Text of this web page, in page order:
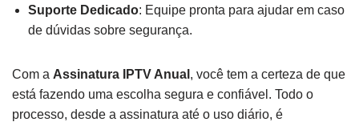
Suporte Dedicado: Equipe pronta para ajudar em caso
de dúvidas sobre segurança.
Com a Assinatura IPTV Anual , você tem a certeza de que
está fazendo uma escolha segura e confiável. Todo o
processo, desde a assinatura até o uso diário, é